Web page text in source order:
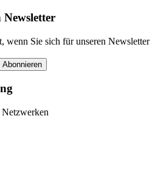
Newsletter
wenn Sie sich für unseren Newsletter
Abonnieren